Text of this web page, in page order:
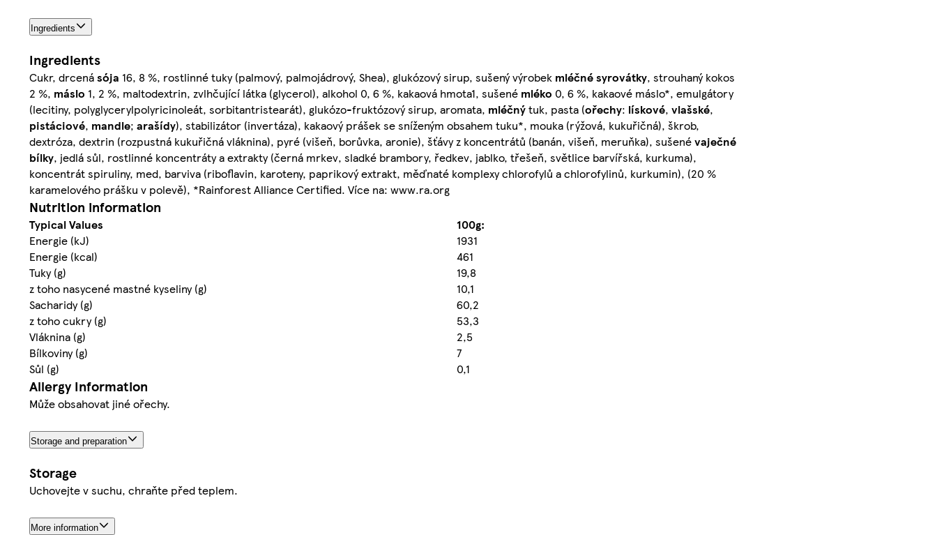
Ingredients
Ingredients
Cukr, drcenásója 16, 8 %, rostlinné tuky (palmový, palmojádrový, Shea), glukózový sirup, sušený výrobek mléčnésyrovátky, strouhaný kokos
2 %, máslo 1, 2 %, maltodextrin, zvlhčující látka (glycerol), alkohol 0, 6 %, kakaová hmota1, sušené mléko 0, 6 %, kakaové máslo*, emulgátory
(lecitiny, polyglycerylpolyricinoleát, sorbitantristearát), glukózo-fruktózový sirup, aromata, mléčnýtuk, pasta (ořechy: lískové, vlašské,
pistáciové, mandle; arašídy), stabilizátor (invertáza), kakaový prášek se sníženým obsahem tuku*, mouka (rýžová, kukuřičná), škrob,
dextróza, dextrin (rozpustná kukuřičná vláknina), pyré (višeň, borůvka, aronie), šťávy z koncentrátů (banán, višeň, meruňka), sušenévaječné
bílky, jedlá sůl, rostlinné koncentráty a extrakty (černá mrkev, sladké brambory, ředkev, jablko, třešeň, světlice barvířská, kurkuma),
koncentrát spiruliny, med, barviva (riboflavin, karoteny, paprikový extrakt, měďnaté komplexy chlorofylů a chlorofylinů, kurkumin), (20 %
karamelového prášku v polevě), *Rainforest Alliance Certified. Více na: www.ra.org
Nutrition information
Typical Values
100g:
Energie (kJ)
1931
Energie (kcal)
461
Tuky (g)
19,8
z toho nasycené mastné kyseliny (g)
10,1
Sacharidy (g)
60,2
z toho cukry (g)
53,3
Vláknina (g)
2,5
Bílkoviny (g)
7
Sůl (g)
0,1
Allergy Information
Může obsahovat jiné ořechy.
Storage and preparation
Storage
Uchovejte v suchu, chraňte před teplem.
More information